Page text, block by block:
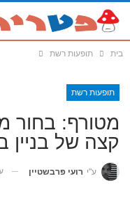
בית תופעות רשת
תופעות רשת
מטורף: בחור
קצה של בניין בן 40 קומות
ע"י רועי פרבשטיין